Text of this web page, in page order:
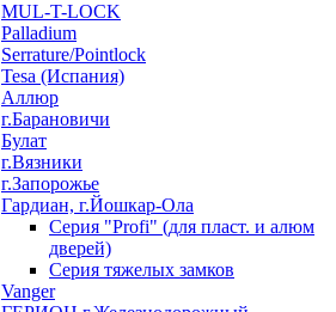
MUL-T-LOCK
Palladium
Serrature/Pointlock
Tesa (Испания)
Аллюр
г.Барановичи
Булат
г.Вязники
г.Запорожье
Гардиан, г.Йошкар-Ола
Серия "Profi" (для пласт. и алюм
дверей)
Серия тяжелых замков
Vanger